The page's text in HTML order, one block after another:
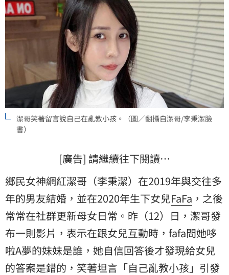
潔哥笑著留言說自己在亂教小孩。（圖／翻攝自潔哥/李秉潔臉
書）
[廣告] 請繼續往下閱讀…
鄉民女神網紅潔哥 （李秉潔）在2019年與交往多
年的男友結婚，並在2020年生下女兒FaFa ，之後
常常在社群更新母女日常。昨（12）日，潔哥發
布一則影片，表示在跟女兒互動時，fafa問她哆
啦A夢的妹妹是誰，她自信回答後才發現給女兒
的答案是錯的，笑著坦言「自己亂教小孩」引發